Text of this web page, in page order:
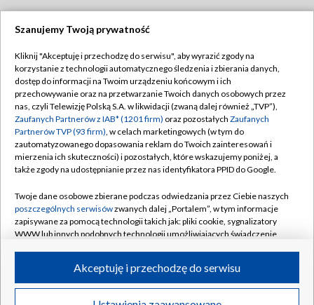
TVP
Abonament TVP
Emisja w TVP
Centrum informacji TVP
Naziemna Telewizja Cyfrowa
Rada Programowa
System NOS
Informacje o nadawcy
Program dla prasy
Regulamin TVP
Polityka prywatności
Moje zgody
Pomoc
Kontakt
Kanały
©2026 Telewizja Polska S.A. w likwidacji
Szanujemy Twoją prywatność
Kliknij "Akceptuję i przechodzę do serwisu", aby wyrazić zgody na
korzystanie z technologii automatycznego śledzenia i zbierania danych,
dostęp do informacji na Twoim urządzeniu końcowym i ich
przechowywanie oraz na przetwarzanie Twoich danych osobowych przez
nas, czyli Telewizję Polską S.A. w likwidacji (zwaną dalej również „TVP”),
Zaufanych Partnerów z IAB* (1201 firm) oraz pozostałych Zaufanych
Partnerów TVP (93 firm), w celach marketingowych (w tym do
zautomatyzowanego dopasowania reklam do Twoich zainteresowań i
mierzenia ich skuteczności) i pozostałych, które wskazujemy poniżej, a
także zgody na udostępnianie przez nas identyfikatora PPID do Google.
Twoje dane osobowe zbierane podczas odwiedzania przez Ciebie naszych
poszczególnych serwisówzwanych dalej „Portalem”, w tym informacje
zapisywane za pomocą technologii takich jak: pliki cookie, sygnalizatory
WWW lub innych podobnych technologii umożliwiających świadczenie
ruchu w Internecie.
Twoje dane osobowe zbierane podczas odwiedzania przez Ciebie
Akceptuję i przechodzę do serwisu